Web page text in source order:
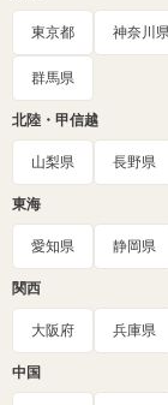
東京都 神奈川
群馬県
北陸・甲信越
山梨県 長野県
東海
愛知県 静岡県
関西
大阪府 兵庫県
中国